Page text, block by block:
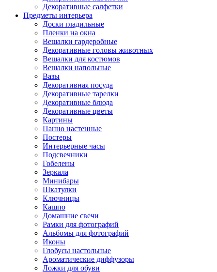
Декоративные салфетки
Предметы интерьера
Доски гладильные
Пленки на окна
Вешалки гардеробные
Декоративные головы животных
Вешалки для костюмов
Вешалки напольные
Вазы
Декоративная посуда
Декоративные тарелки
Декоративные блюда
Декоративные цветы
Картины
Панно настенные
Постеры
Интерьерные часы
Подсвечники
Гобелены
Зеркала
Минибары
Шкатулки
Ключницы
Кашпо
Домашние свечи
Рамки для фотографий
Альбомы для фотографий
Иконы
Глобусы настольные
Ароматические диффузоры
Ложки для обуви